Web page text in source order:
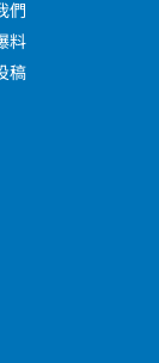
們
料
稿